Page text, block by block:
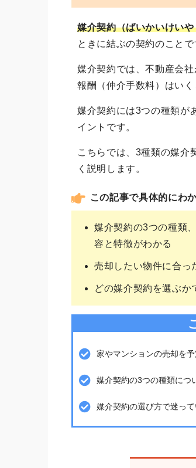
媒介契約（ばいかいけいや
ときに結ぶの契約のことで
媒介契約では、不動産会
報酬（仲介手数料）はいく
媒介契約には3つの種類が
イントです。
こちらでは、3種類の媒介
く説明します。
この記事で具体的にわ
媒介契約の3つの種類
容と特徴がわかる
売却したい物件に合っ
どの媒介契約を選ぶか
家やマンションの売却を
媒介契約の3つの種類につ
媒介契約の選び方で迷って